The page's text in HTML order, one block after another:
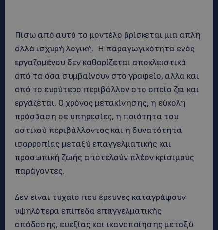
Πίσω από αυτό το μοντέλο βρίσκεται μια απλή
αλλά ισχυρή λογική. Η παραγωγικότητα ενός
εργαζομένου δεν καθορίζεται αποκλειστικά
από τα όσα συμβαίνουν στο γραφείο, αλλά και
από το ευρύτερο περιβάλλον στο οποίο ζει και
εργάζεται. Ο χρόνος μετακίνησης, η εύκολη
πρόσβαση σε υπηρεσίες, η ποιότητα του
αστικού περιβάλλοντος και η δυνατότητα
ισορροπίας μεταξύ επαγγελματικής και
προσωπική ζωής αποτελούν πλέον κρίσιμους
παράγοντες.
Δεν είναι τυχαίο που έρευνες καταγράφουν
υψηλότερα επίπεδα επαγγελματικής
απόδοσης, ευεξίας και ικανοποίησης μεταξύ